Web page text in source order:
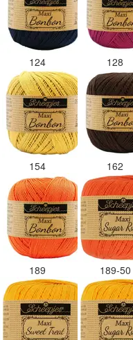
124 128
154 162
189 189-50